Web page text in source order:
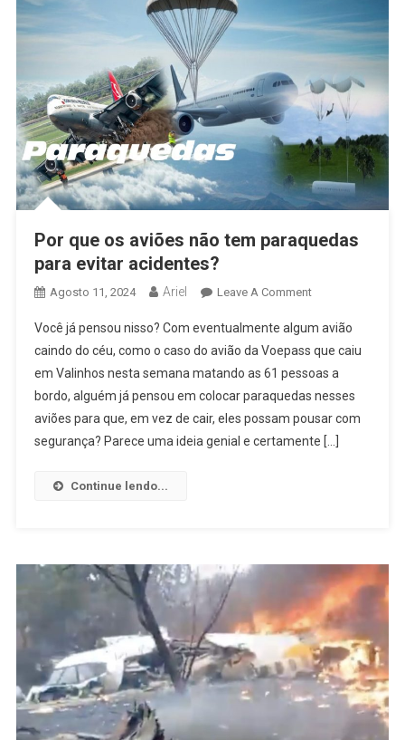
Por que os aviões não tem paraquedas
para evitar acidentes?
Agosto 11, 2024 Ariel Leave A CommentOn
Que
Os
Aviões
Não
Tem
Paraquedas
Você já pensou nisso? Com eventualmente algum avião
caindo do céu, como o caso do avião da Voepass que caiu
em Valinhos nesta semana matando as 61 pessoas a
bordo, alguém já pensou em colocar paraquedas nesses
aviões para que, em vez de cair, eles possam pousar com
segurança? Parece uma ideia genial e certamente […]
Continue lendo...